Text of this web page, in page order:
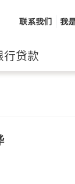
联系我们 我
行贷款